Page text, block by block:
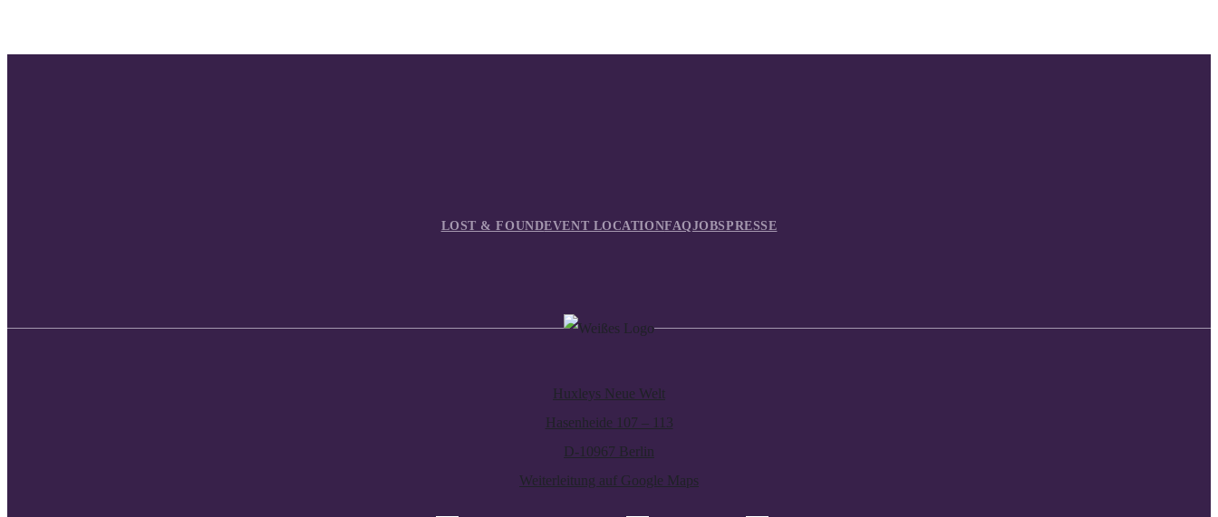
LOST & FOUNDEVENT LOCATIONFAQJOBSPRESSE
Huxleys Neue Welt
Hasenheide 107 – 113
D-10967 Berlin
Weiterleitung auf Google Maps